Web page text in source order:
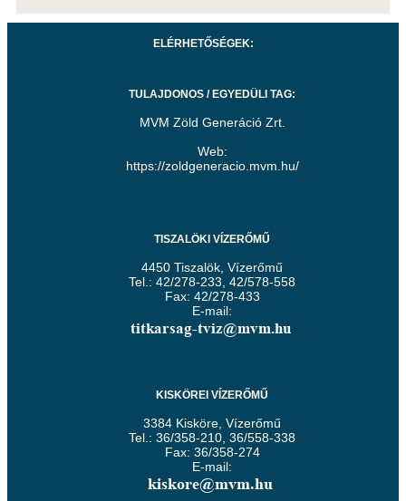
ELÉRHETŐSÉGEK:
TULAJDONOS / EGYEDÜLI TAG:
MVM Zöld Generáció Zrt.
Web:
https://zoldgeneracio.mvm.hu/
TISZALÖKI VÍZERŐMŰ
4450 Tiszalök, Vízerőmű
Tel.: 42/278-233, 42/578-558
Fax: 42/278-433
E-mail:
KISKÖREI VÍZERŐMŰ
3384 Kisköre, Vízerőmű
Tel.: 36/358-210, 36/558-338
Fax: 36/358-274
E-mail: